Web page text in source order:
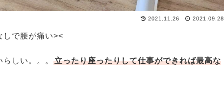
2021.11.26 2021.09.28
しで腰が痛い><
しい。。。
立ったり座ったりして仕事ができれば最高な